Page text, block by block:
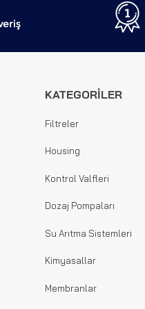
KATEGORİLER
Filtreler
Housing
Kontrol Valfleri
Dozaj Pompaları
Su Arıtma Sistemleri
Kimyasallar
Membranlar